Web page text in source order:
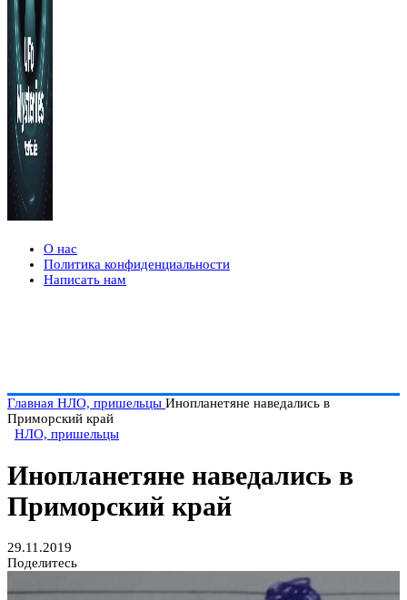
О нас
Политика конфиденциальности
Написать нам
Главная НЛО, пришельцы Инопланетяне наведались в
Приморский край
НЛО, пришельцы
Инопланетяне наведались в
Приморский край
29.11.2019
Поделитесь